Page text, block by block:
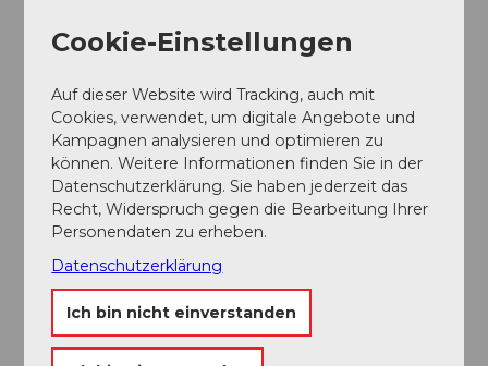
In der Nähe Auf der Karte anschauen
Veranstaltung
Veranstaltungsort
Oberdorfstrasse
5703Seon
Cookie-Einstellungen
Auf dieser Website wird Tracking, auch mit
Cookies, verwendet, um digitale Angebote und
Kampagnen analysieren und optimieren zu
können. Weitere Informationen finden Sie in der
Datenschutzerklärung. Sie haben jederzeit das
Recht, Widerspruch gegen die Bearbeitung Ihrer
Personendaten zu erheben.
Datenschutzerklärung
Ich bin nicht einverstanden